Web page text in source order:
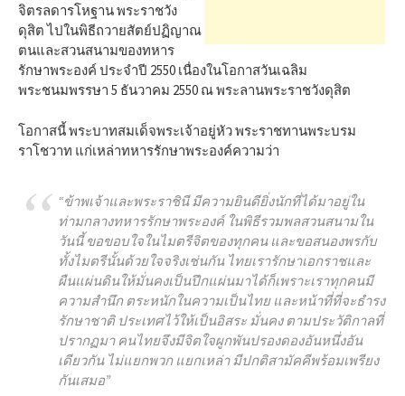
จิตรลดารโหฐาน พระราชวัง
ดุสิต ไปในพิธีถวายสัตย์ปฏิญาณ
ตนและสวนสนามของทหาร
รักษาพระองค์ ประจำปี 2550 เนื่องในโอกาสวันเฉลิม
พระชนมพรรษา 5 ธันวาคม 2550 ณ พระลานพระราชวังดุสิต
โอกาสนี้ พระบาทสมเด็จพระเจ้าอยู่หัว พระราชทานพระบรม
ราโชวาท แก่เหล่าทหารรักษาพระองค์ความว่า
“ข้าพเจ้าและพระราชินี มีความยินดียิ่งนักที่ได้มาอยู่ใน
ท่ามกลางทหารรักษาพระองค์ ในพิธีรวมพลสวนสนามใน
วันนี้ ขอขอบใจในไมตรีจิตของทุกคน และขอสนองพรกับ
ทั้งไมตรีนั้นด้วยใจจริงเช่นกัน ไทยเรารักษาเอกราชและ
ผืนแผ่นดินให้มั่นคงเป็นปึกแผ่นมาได้ก็เพราะเราทุกคนมี
ความสำนึก ตระหนักในความเป็นไทย และหน้าที่ที่จะธำรง
รักษาชาติ ประเทศไว้ให้เป็นอิสระ มั่นคง ตามประวัติกาลที่
ปรากฏมา คนไทยจึงมีจิตใจผูกพันปรองดองอันหนึ่งอัน
เดียวกัน ไม่แยกพวก แยกเหล่า มีปกติสามัคคีพร้อมเพรียง
กันเสมอ”